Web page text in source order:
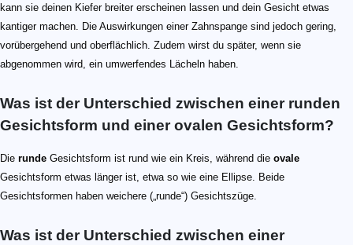
kann sie deinen Kiefer breiter erscheinen lassen und dein Gesicht etwas
kantiger machen. Die Auswirkungen einer Zahnspange sind jedoch gering,
vorübergehend und oberflächlich. Zudem wirst du später, wenn sie
abgenommen wird, ein umwerfendes Lächeln haben.
Was ist der Unterschied zwischen einer runden
Gesichtsform und einer ovalen Gesichtsform?
Die runde Gesichtsform ist rund wie ein Kreis, während die ovale
Gesichtsform etwas länger ist, etwa so wie eine Ellipse. Beide
Gesichtsformen haben weichere („runde“) Gesichtszüge.
Was ist der Unterschied zwischen einer